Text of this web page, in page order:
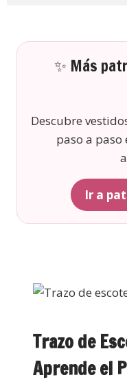
✨ Más
Descubre
paso a paso
Ir a
Trazo de
Aprende el